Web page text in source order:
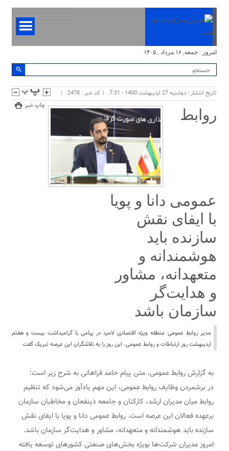
امروز : جمعه, ۱۶ مرداد , ۱۴۰۵
تاریخ انتشار : دوشنبه 27 اردیبهشت 1400 - 7:31
کد خبر : 2478
چاپ خبر
روابط
عمومی دانا و پویا
با ایفای نقش
سازنده باید
هوشمندانه و
متعهدانه، مشاور
و هدایت‌گر
سازمان باشد
مدیر روابط عمومی منطقه ویژه اقتصادی لامرد در پیامی با گرامیداشت بیست و هفتم
اردیبهشت روز ارتباطات و روابط عمومی، این روز را به تلاشگران این عرصه تبریک گفت.
به گزارش روابط عمومی، متن پیام حامد فراهانی به شرح زیر است:
در برشمردن وظایف روابط عمومی، این مهم یادآور می‌شود که تنظیم
روابط میان مدیران ارشد، کارکنان و جامعه ذینفعان و مخاطبان سازمان
برعهده فعالان این عرصه است. روابط عمومی دانا و پویا با ایفای نقش
سازنده باید هوشمندانه و متعهدانه، مشاور و هدایت‌گر سازمان باشد.
امروز مدیران شرکت‌ها بویژه بخش‌های صنعتی کشورهای توسعه یافته